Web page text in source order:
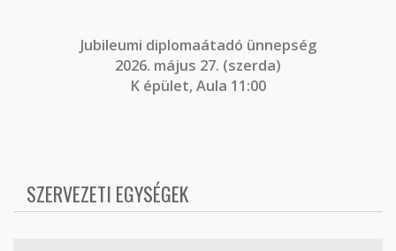
Jubileumi diplomaátadó ünnepség
2026. május 27. (szerda)
K épület, Aula 11:00
SZERVEZETI EGYSÉGEK